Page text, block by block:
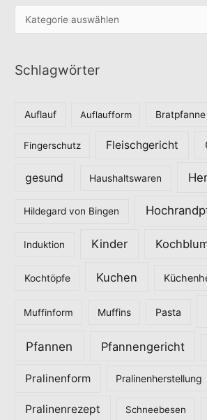
a
e
Schlagwörter
Auflauf Auflaufform Bratpfanne
Fingerschutz Fleischgericht
gesund Haushaltswaren
Hildegard von Bingen
Induktion Kinder
Kochtöpfe Kuchen
Muffinform Muffins Pasta
Pfannen Pfannengericht
Pralinenform Pralinenherstellung
Pralinenrezept Schneebesen